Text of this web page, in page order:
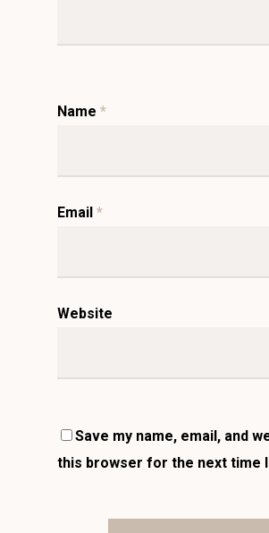
Name *
Email *
Website
Save my name, email, and
this browser for the next time